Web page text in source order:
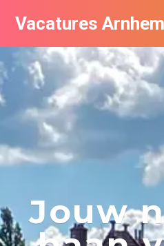
Vacatures Arnhem
Jouw
Vacatures per bedrijf in
Nieuwsbrief feed